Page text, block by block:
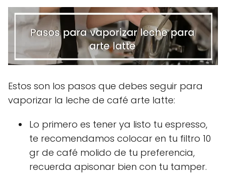
Estos son los pasos que debes seguir para
vaporizar la leche de café arte latte:
Lo primero es tener ya listo tu espresso,
te recomendamos colocar en tu filtro 10
gr de café molido de tu preferencia,
recuerda apisonar bien con tu tamper.